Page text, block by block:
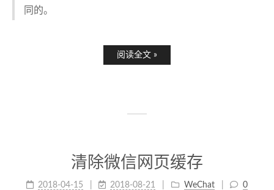
同的。
阅读全文 »
清除微信网页缓存
2018-04-15 2018-08-21 WeChat
0